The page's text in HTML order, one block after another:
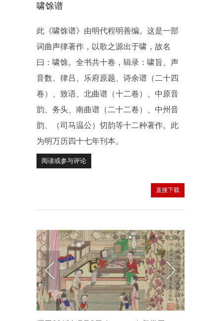
啸馀谱
此《啸馀谱》由明代程明善编。这是一部
词曲声律著作，以歌之源出于啸，故名
曰：啸馀。全书共十卷，辑录：啸旨、声
音数、律吕、乐府原题、诗余谱（二十四
卷）、致语、北曲谱（十二卷）、中原音
韵、务头、南曲谱（二十二卷）、中州音
韵、（司马温公）切韵等十二种著作。此
为明万历四十七年刊本。
阅读或参与评论
直接下载